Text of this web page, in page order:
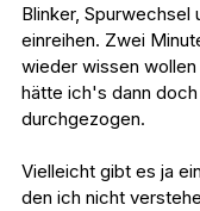
Blinker, Spurwechsel
einreihen. Zwei
wieder wissen
hätte ich's dann
durchgezogen.
Vielleicht gibt es ja
den ich nicht